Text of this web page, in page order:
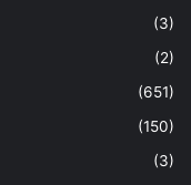
(3)
(2)
(651)
(150)
(3)